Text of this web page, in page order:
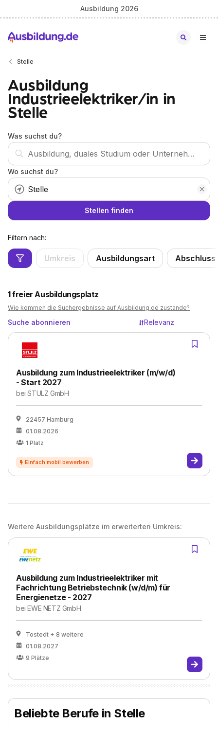
Ausbildung 2026
Stelle
Ausbildung
Industrieelektriker/in in
Stelle
Was suchst du?
Wo suchst du?
Stellen finden
Filtern nach:
Umkreis Ausbildungsart Abschluss
1freier Ausbildungsplatz
Wie kommen die Suchergebnisse auf Ausbildung.de zustande?
Suche abonnieren Relevanz
Ausbildung zum Industrieelektriker (m/w/d)
- Start 2027
beiSTULZ GmbH
22457 Hamburg
01.08.2026
1 Platz
Weitere Ausbildungsplätze im erweiterten Umkreis:
Ausbildung zum Industrieelektriker mit
Fachrichtung Betriebstechnik (w/d/m) für
Energienetze - 2027
beiEWE NETZ GmbH
Tostedt + 8 weitere
01.08.2027
9 Plätze
Beliebte Berufe in Stelle